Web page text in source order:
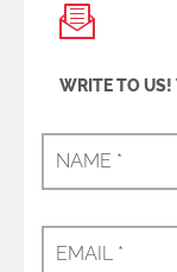
WRITE TO US!